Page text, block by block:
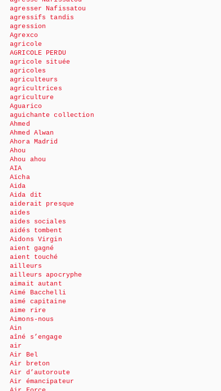
agresser Nafissatou
agressifs tandis
agression
Agrexco
agricole
AGRICOLE PERDU
agricole située
agricoles
agriculteurs
agricultrices
agriculture
Aguarico
aguichante collection
Ahmed
Ahmed Alwan
Ahora Madrid
Ahou
Ahou ahou
AIA
Aïcha
Aida
Aida dit
aiderait presque
aides
aides sociales
aidés tombent
Aidons Virgin
aient gagné
aient touché
ailleurs
ailleurs apocryphe
aimait autant
Aimé Bacchelli
aimé capitaine
aime rire
Aimons-nous
Ain
aîné s’engage
air
Air Bel
Air breton
Air d’autoroute
Air émancipateur